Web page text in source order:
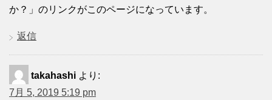
か？」のリンクがこのページになっています。
返信
takahashi より:
7月 5, 2019 5:19 pm